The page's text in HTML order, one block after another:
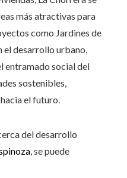
más atractivas para
como Jardines de
el desarrollo urbano,
entramado social del
sostenibles,
el futuro.
del desarrollo
, se puede